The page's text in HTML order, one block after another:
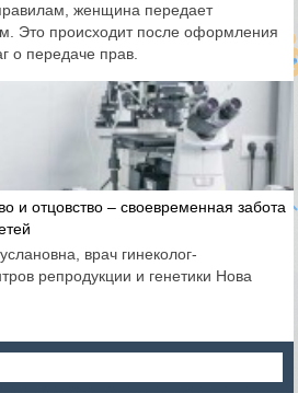
женщина передает
Это происходит после оформления
о передаче прав.
и отцовство – своевременная забота
врач гинеколог-
репродукции и генетики Нова